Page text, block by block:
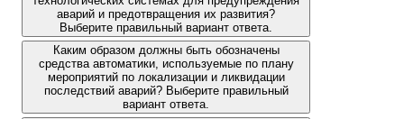
аварий и предотвращения их развития?
Выберите правильный вариант ответа.
Каким образом должны быть обозначены
средства автоматики, используемые по плану
мероприятий по локализации и ликвидации
последствий аварий? Выберите правильный
вариант ответа.